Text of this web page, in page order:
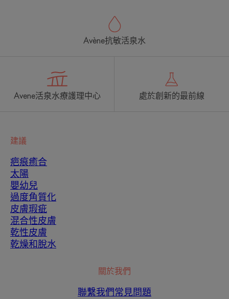
Avène抗敏活泉水
Avene活泉水療護理中心 處於創新的最前線
建議
疤痕癒合
太陽
嬰幼兒
過度角質化
皮膚瑕疵
混合性皮膚
乾性皮膚
乾燥和脫水
關於我們
聯繫我們常見問題